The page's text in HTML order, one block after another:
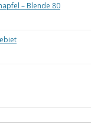
– Blende 80